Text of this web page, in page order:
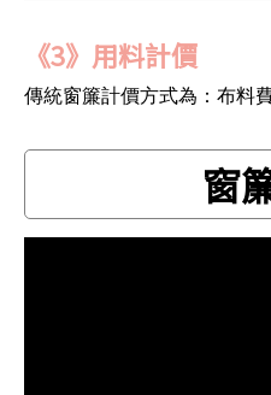
《3》用料計價
傳統窗簾計價方式為：布料
窗